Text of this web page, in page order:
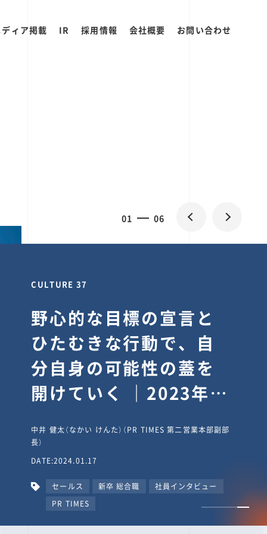
ィア掲載 IR 採用情報 会社概要 お問い合わせ
01 06
CULTURE 37
野心的な目標の宣言と
ひたむきな行動で、自
分自身の可能性の蓋を
開けていく ｜2023年度
タビュー #PR
TIMESな人たち
中井 健太（なかい けんた）（PR TIMES 第二営業本部副部
長）
DATE:2024.01.17
セールス 新卒 総合職
社員インタビュー
PR TIMES